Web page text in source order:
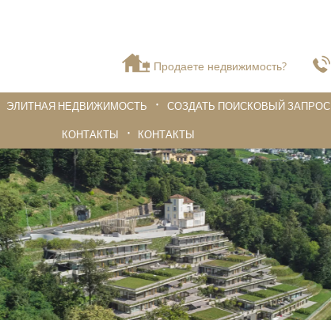
Продаете недвижимость?
ЭЛИТНАЯ НЕДВИЖИМОСТЬ СОЗДАТЬ ПОИСКОВЫЙ ЗАПРОС
КОНТАКТЫ
КОНТАКТЫ